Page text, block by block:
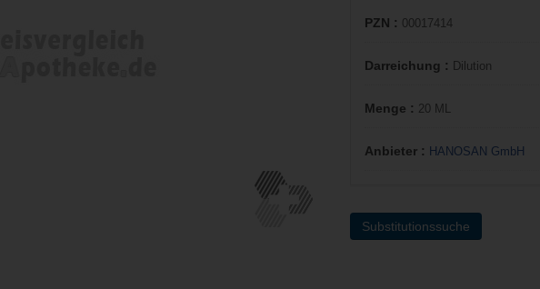
PZN : 00017414
Darreichung : Dilution
Menge : 20 ML
Anbieter : HANOSAN GmbH
Substitutionssuche